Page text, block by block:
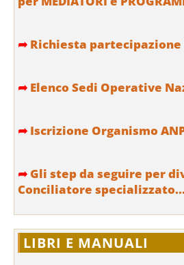
➦ Richiesta
➦ Elenco Sedi Operative
➦ Iscrizione Organismo
➦ Gli step da seguire per
Conciliatore
LIBRI E MANUALI